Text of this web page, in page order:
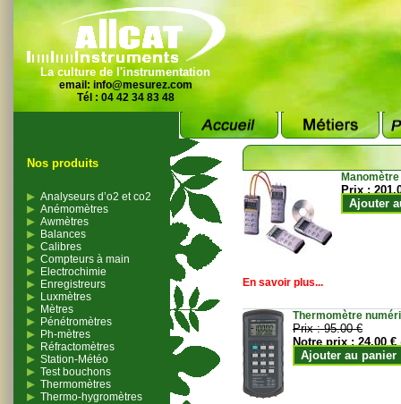
La culture de l'instrumentation
email: info@mesurez.com
Tél : 04 42 34 83 48
Nos produits
Analyseurs d’o2 et co2
Anémomètres
Awmètres
Balances
Calibres
Compteurs à main
Electrochimie
Enregistreurs
Luxmètres
Mètres
Pénétromètres
Ph-mètres
Réfractomètres
Station-Météo
Test bouchons
Thermomètres
Thermo-hygromètres
Prix :
Ajouter
En savoir plus...
Thermomètre
Prix :95.00 €
Notre prix :24.00 €
Ajouter au panier